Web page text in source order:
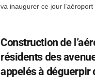
va inaugurer ce jour l'aéroport
Construction de
résidents des
appelés à déguerpir